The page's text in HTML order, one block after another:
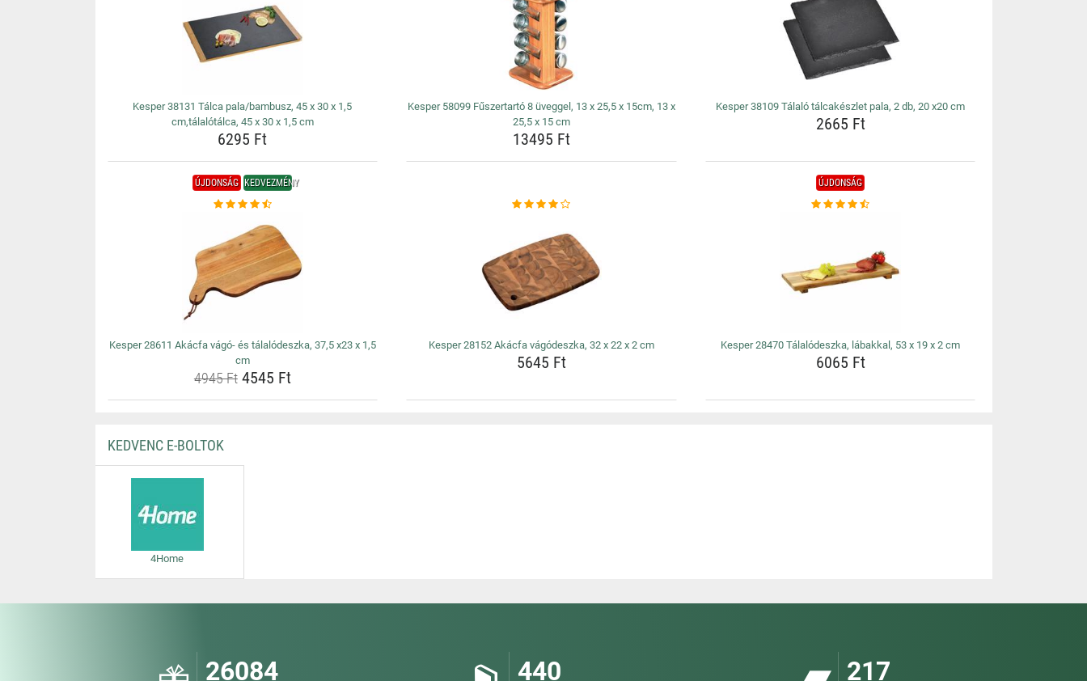
Kesper 38131 Tálca pala/bambusz, 45 x 30 x 1,5
cm,tálalótálca, 45 x 30 x 1,5 cm
6295 Ft
Kesper 58099 Fűszertartó 8 üveggel, 13 x 25,5 x 15cm, 13 x
25,5 x 15 cm
13495 Ft
Kesper 38109 Tálaló tálcakészlet pala, 2 db, 20 x20 cm
2665 Ft
ÚJDONSÁG KEDVEZMÉNY
Kesper 28611 Akácfa vágó- és tálalódeszka, 37,5 x23 x 1,5
cm
4945 Ft4545 Ft
Kesper 28152 Akácfa vágódeszka, 32 x 22 x 2 cm
5645 Ft
ÚJDONSÁG
Kesper 28470 Tálalódeszka, lábakkal, 53 x 19 x 2 cm
6065 Ft
KEDVENC E-BOLTOK
4Home
26084 440 217